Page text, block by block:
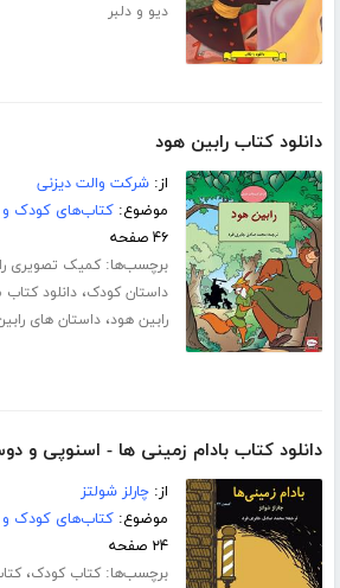
دیو و دلبر
دانلود کتاب رابین هود
از:شرکت والت دیزنی
موضوع:کتاب‌های کودک و
۴۶ صفحه
برچسب‌ها:کمیک تصویری
داستان کودک،دانلود
رابین هود،داستان های
دانلود کتاب بادام زمینی ها - اسنوپی و
از:چارلز شولتز
موضوع:کتاب‌های کودک و
۲۴ صفحه
برچسب‌ها:کتاب کودک،